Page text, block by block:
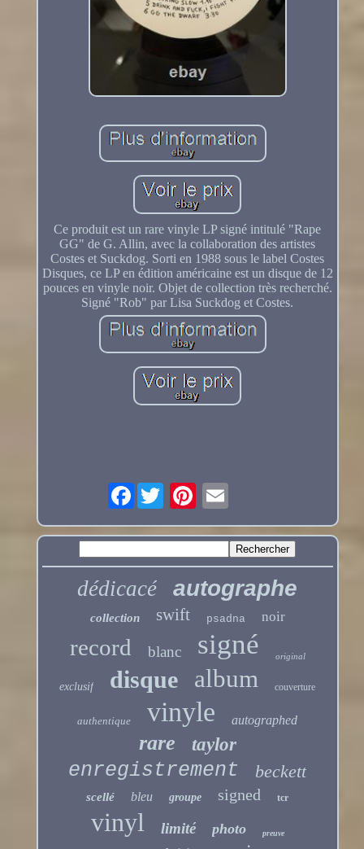
Ce produit est un rare vinyle LP signé intitulé "Rape
GG" de G. Allin, avec la collaboration des artistes
Costes et Suckdog. Sorti en 1988 sous le label Costes
Disques, ce LP en édition américaine est un disque de 12
pouces en vinyle noir. Objet de collection très recherché.
Signé "Rob" par Lisa Suckdog et Costes.
Facebook
dédicacé autographe
collection swift psadna noir
record blanc signé original
exclusif disque album couverture
authentique vinyle autographed
rare taylor
enregistrement beckett
scellé bleu groupe signed tcr
vinyl limité photo preuve